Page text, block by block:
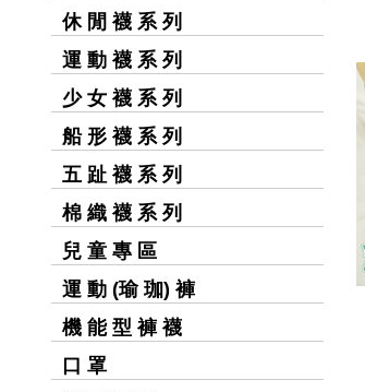
休 閒 襪 系 列
運 動 襪 系 列
少 女 襪 系 列
船 形 襪 系 列
五 趾 襪 系 列
棉 織 襪 系 列
兒 童 專 區
運 動 (瑜 珈) 褲
機 能 型 褲 襪
口 罩